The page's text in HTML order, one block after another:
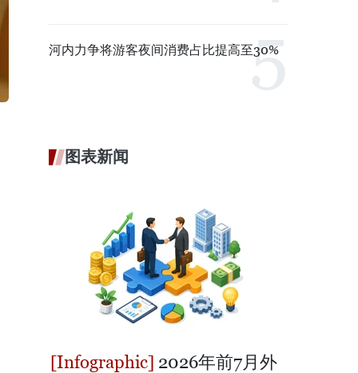
河内力争将游客夜间消费占比提高至30%
图表新闻
2026年前7月外